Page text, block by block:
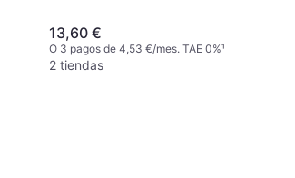
13,60 €
O 3 pagos de 4,53 €/mes. TAE 0%¹
2 tiendas